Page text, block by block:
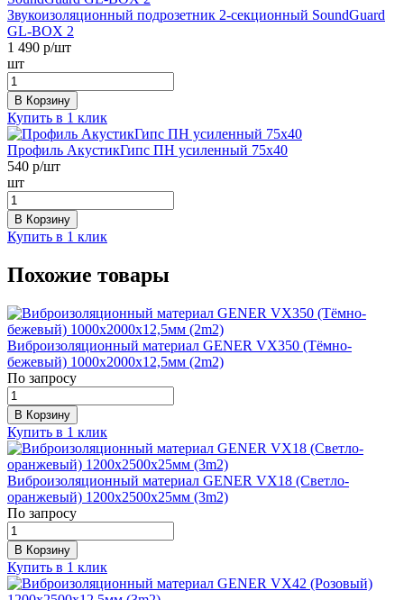
Звукоизоляционный подрозетник 2-секционный SoundGuard
GL-BOX 2
1 490 р/шт
шт
В Корзину
Купить в 1 клик
Профиль АкустикГипс ПН усиленный 75х40
540 р/шт
шт
В Корзину
Купить в 1 клик
Похожие товары
Виброизоляционный материал GENER VX350 (Тёмно-
бежевый) 1000х2000х12,5мм (2m2)
По запросу
В Корзину
Купить в 1 клик
Виброизоляционный материал GENER VX18 (Светло-
оранжевый) 1200х2500х25мм (3m2)
По запросу
В Корзину
Купить в 1 клик